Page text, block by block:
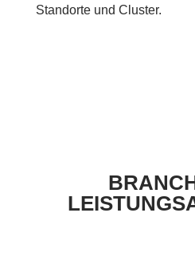
Standorte und Cluster.